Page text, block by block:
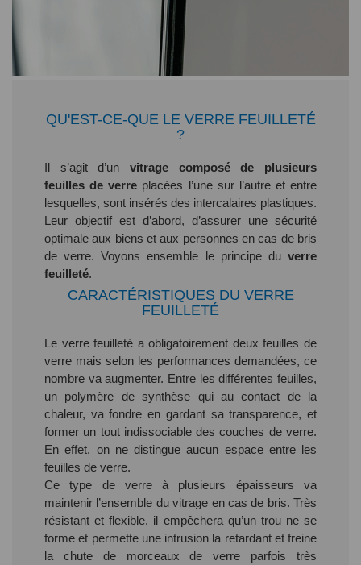
QU'EST-CE-QUE LE VERRE FEUILLETÉ
?
Il s’agit d’un vitrage composé de plusieurs
feuilles de verre placées l’une sur l’autre et entre
lesquelles, sont insérés des intercalaires plastiques.
Leur objectif est d’abord, d’assurer une sécurité
optimale aux biens et aux personnes en cas de bris
de verre. Voyons ensemble le principe du verre
feuilleté.
CARACTÉRISTIQUES DU VERRE
FEUILLETÉ
Le verre feuilleté a obligatoirement deux feuilles de
verre mais selon les performances demandées, ce
nombre va augmenter. Entre les différentes feuilles,
un polymère de synthèse qui au contact de la
chaleur, va fondre en gardant sa transparence, et
former un tout indissociable des couches de verre.
En effet, on ne distingue aucun espace entre les
feuilles de verre.
Ce type de verre à plusieurs épaisseurs va
maintenir l’ensemble du vitrage en cas de bris. Très
résistant et flexible, il empêchera qu’un trou ne se
forme et permette une intrusion la retardant et freine
la chute de morceaux de verre parfois très